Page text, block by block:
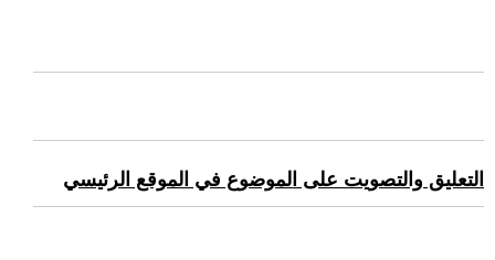
التعليق والتصويت على الموضوع في الموقع الرئيسي